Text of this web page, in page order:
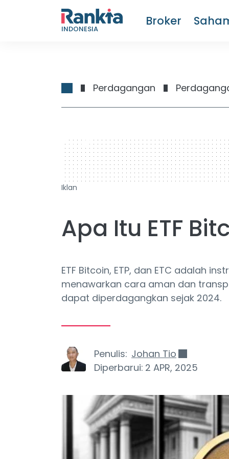
INDONESIA
Broker
Perdagangan
728 x 90
Iklan
Apa Itu ETF
ETF Bitcoin, ETP, dan ETC adalah
menawarkan cara aman dan
dapat diperdagangkan sejak 2024.
Penulis: Johan Tio
Diperbarui: 2 APR, 2025